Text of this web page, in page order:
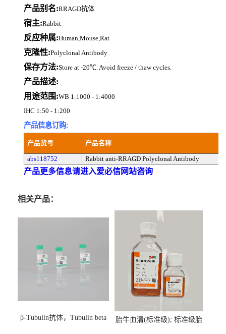
产品别名:RRAGD抗体
宿主:Rabbit
反应种属:Human,Mouse,Rat
克隆性:Polyclonal Antibody
保存方法:Store at -20℃. Avoid freeze / thaw cycles.
产品描述:
用途范围:WB 1:1000 - 1:4000
IHC 1:50 - 1:200
产品信息订购:
产品货号 产品名称
abs118752 Rabbit anti-RRAGD Polyclonal Antibody
产品更多信息请进入爱必信网站咨询
相关产品：
β-Tubulin抗体，Tubulin beta
胎牛血清(标准级); 标准级胎